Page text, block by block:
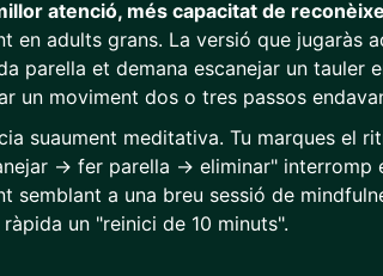
atenció, més capacitat de
en adults grans. La versió que jugaràs
parella et demana escanejar un tauler
un moviment dos o tres passos
suaument meditativa. Tu marques el
→ fer parella → eliminar" interromp
semblant a una breu sessió de
un "reinici de 10 minuts".